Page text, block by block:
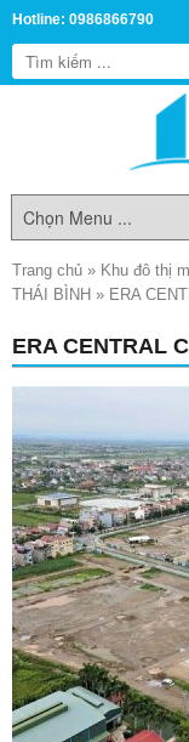
Hotline: 0986866790
Trang chủ » Khu đô thị
THÁI BÌNH » ERA
ERA CENTRAL